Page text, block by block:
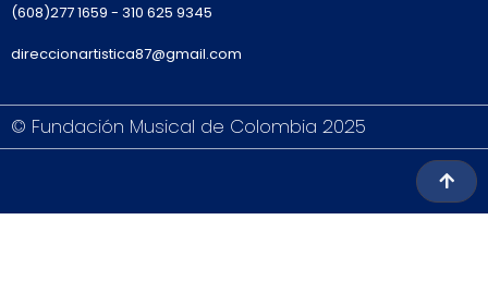
(608)277 1659 - 310 625 9345
direccionartistica87@gmail.com
© Fundación Musical de Colombia 2025